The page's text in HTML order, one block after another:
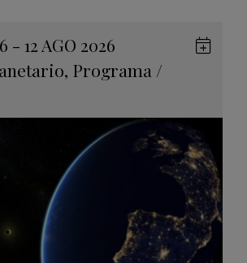
- 12 AGO 2026
, Programa /